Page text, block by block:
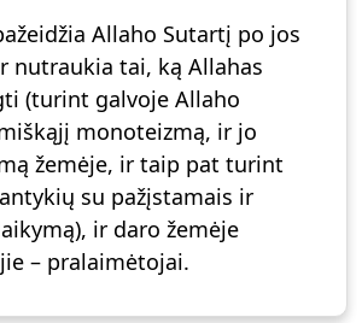
Allaho Sutartį po jos
nutraukia tai, ką Allahas
(turint galvoje Allaho
monoteizmą, ir jo
žemėje, ir taip pat turint
su pažįstamais ir
ir daro žemėje
– pralaimėtojai.